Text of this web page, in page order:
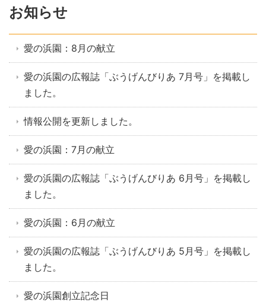
お知らせ
愛の浜園：8月の献立
愛の浜園の広報誌「ぶうげんびりあ 7月号」を掲載し
ました。
情報公開を更新しました。
愛の浜園：7月の献立
愛の浜園の広報誌「ぶうげんびりあ 6月号」を掲載し
ました。
愛の浜園：6月の献立
愛の浜園の広報誌「ぶうげんびりあ 5月号」を掲載し
ました。
愛の浜園創立記念日